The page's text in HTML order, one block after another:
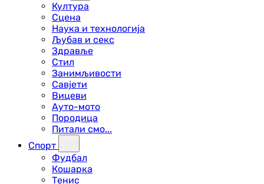
Култура
Сцена
Наука и технологија
Љубав и секс
Здравље
Стил
Занимљивости
Савјети
Вицеви
Ауто-мото
Породица
Питали смо...
Спорт
Фудбал
Кошарка
Тенис